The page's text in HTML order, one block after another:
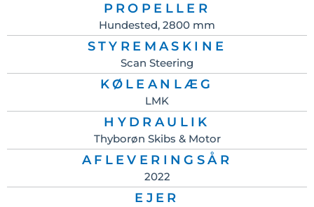
PROPELLER
Hundested, 2800 mm
STYREMASKINE
Scan Steering
KØLEANLÆG
LMK
HYDRAULIK
Thyborøn Skibs & Motor
AFLEVERINGSÅR
2022
EJER